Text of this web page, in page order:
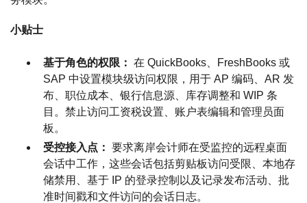
小贴士
基于角色的权限： 在 QuickBooks、FreshBooks 或
SAP 中设置模块级访问权限，用于 AP 编码、AR 发
布、职位成本、银行信息源、库存调整和 WIP 条
目。禁止访问工资税设置、账户表编辑和管理员面
板。
受控接入点： 要求离岸会计师在受监控的远程桌面
会话中工作，这些会话包括剪贴板访问受限、本地存
储禁用、基于 IP 的登录控制以及记录发布活动、批
准时间戳和文件访问的会话日志。